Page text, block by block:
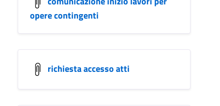
opere contingenti
richiesta accesso atti